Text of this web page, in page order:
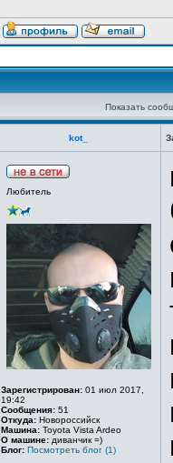
Показать
kot_
Любитель
Зарегистрирован: 01 июл 2017,
19:42
Сообщения: 51
Откуда: Новороссийск
Машина: Toyota Vista Ardeo
О машине: диванчик =)
Блог: Посмотреть блог (1)